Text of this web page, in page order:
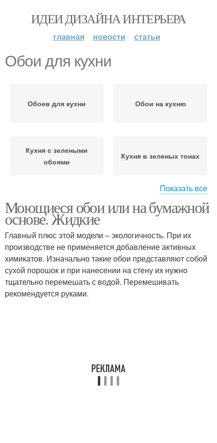
ИДЕИ ДИЗАЙНА ИНТЕРЬЕРА
главная новости статьи
Обои для кухни
Обоев для кухни Обои на кухню
Кухня с зелеными
обоями
Кухня в зеленых тонах
Салатовая кухня Изумрудная кухня
Показать все
Моющиеся обои или на бумажной
основе. Жидкие
Главный плюс этой модели – экологичность. При их
производстве не применяется добавление активных
химикатов. Изначально такие обои представляют собой
сухой порошок и при нанесении на стену их нужно
тщательно перемешать с водой. Перемешивать
рекомендуется руками.